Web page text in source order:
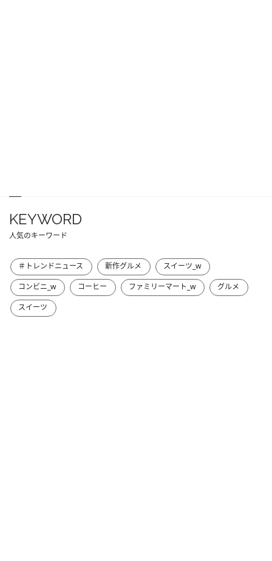
KEYWORD
人気のキーワード
＃トレンドニュース 新作グルメ
スイーツ_w
コンビニ_w
コーヒー ファミリーマート_w
グルメ
スイーツ